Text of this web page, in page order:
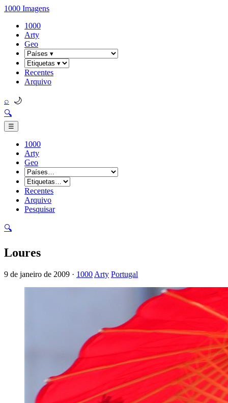
1000 Imagens
1000
Arty
Geo
Recentes
Arquivo
⌕ 🌙
🔍
☰
1000
Arty
Geo
Recentes
Arquivo
Pesquisar
🔍
Loures
9 de janeiro de 2009 · 1000 Arty Portugal